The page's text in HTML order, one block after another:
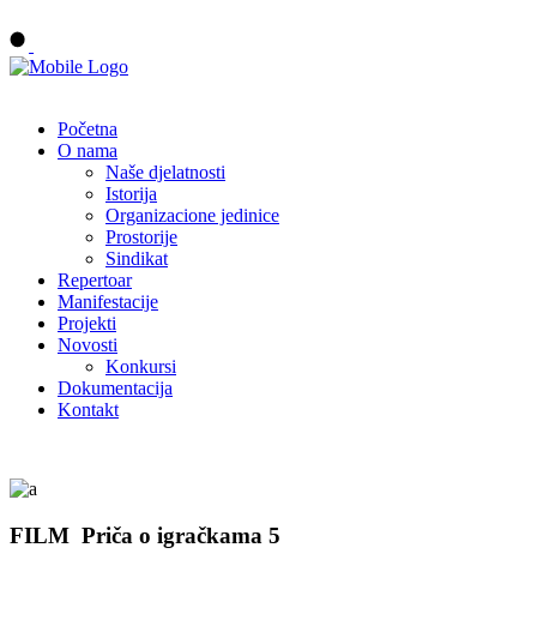
Početna
O nama
Naše djelatnosti
Istorija
Organizacione jedinice
Prostorije
Sindikat
Repertoar
Manifestacije
Projekti
Novosti
Konkursi
Dokumentacija
Kontakt
FILM Priča o igračkama 5